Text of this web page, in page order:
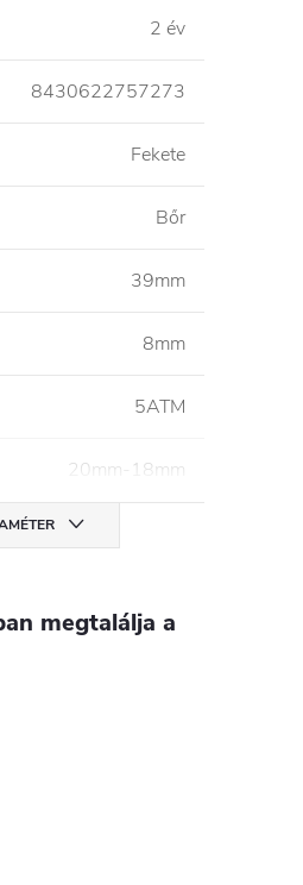
2 év
8430622757273
Fekete
Bőr
39mm
8mm
5ATM
20mm-18mm
megtalálja a